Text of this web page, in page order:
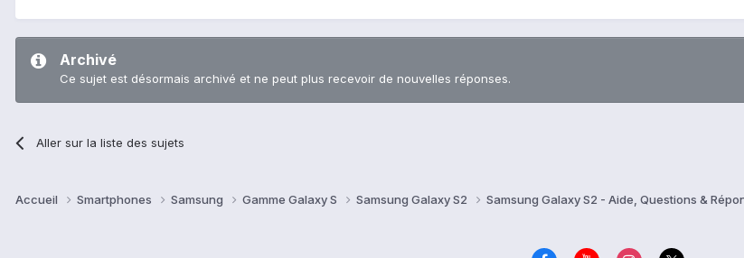
Archivé
Ce sujet est désormais archivé et ne peut plus recevoir de nouvelles réponses.
Aller sur la liste des sujets
Accueil Smartphones Samsung Gamme Galaxy S Samsung Galaxy S2 Samsung Galaxy S2 - Aide, Questions &